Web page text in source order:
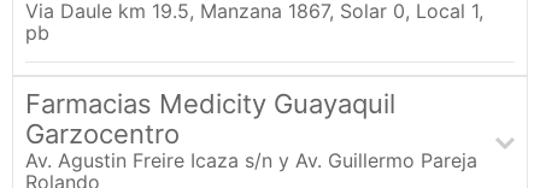
Horarios
9:00 a 17:00
WhatsApp:
Via Daule km 19.5, Manzana 1867, Solar 0, Local 1,
pb
Dirección
Esmeraldas 815 y AV. 9 de Octubre
Teléfono
(042) 287-234
Farmacias Medicity Guayaquil
Garzocentro
Av. Agustin Freire Icaza s/n y Av. Guillermo Pareja
Rolando